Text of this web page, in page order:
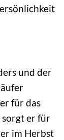
und der
für das
sorgt er für
im Herbst